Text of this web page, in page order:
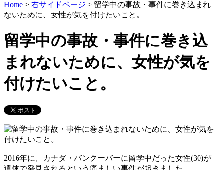
Home > 右サイドページ > 留学中の事故・事件に巻き込まれ
ないために、女性が気を付けたいこと。
留学中の事故・事件に巻き込
まれないために、女性が気を
付けたいこと。
2016年に、カナダ・バンクーバーに留学中だった女性(30)が
遺体で発見されるという痛ましい事件が起きました。